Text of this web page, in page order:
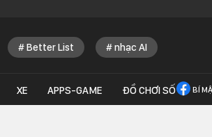
Better List nhạc AI
XE APPS-GAME ĐỒ CHƠI SỐ BÍ